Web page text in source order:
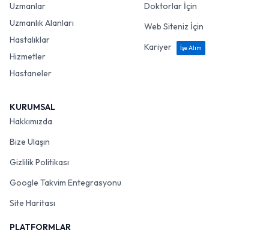
Uzmanlar
Uzmanlık Alanları
Hastalıklar
Hizmetler
Hastaneler
Doktorlar İçin
Web Siteniz İçin
Kariyer
İşe Alım
KURUMSAL
Hakkımızda
Bize Ulaşın
Gizlilik Politikası
Google Takvim Entegrasyonu
Site Haritası
PLATFORMLAR